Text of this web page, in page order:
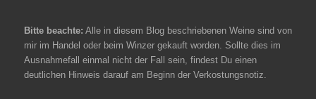
Bitte beachte: Alle in diesem Blog beschriebenen Weine sind von
mir im Handel oder beim Winzer gekauft worden. Sollte dies im
Ausnahmefall einmal nicht der Fall sein, findest Du einen
deutlichen Hinweis darauf am Beginn der Verkostungsnotiz.